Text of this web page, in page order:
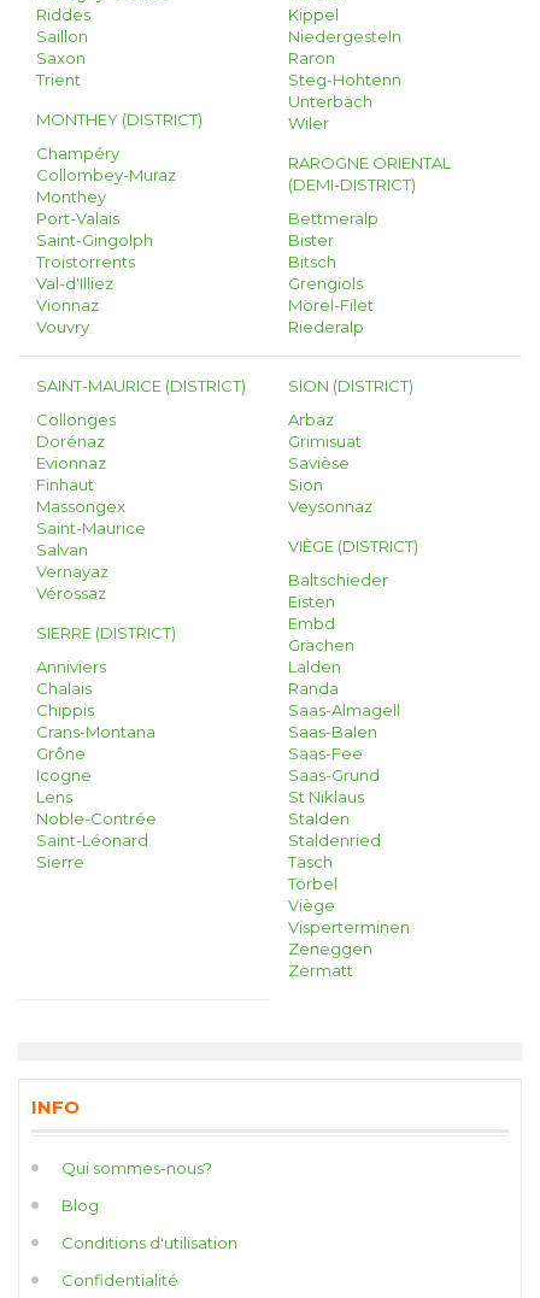
Riddes
Saillon
Saxon
Trient
MONTHEY (DISTRICT)
Champéry
Collombey-Muraz
Monthey
Port-Valais
Saint-Gingolph
Troistorrents
Val-d'Illiez
Vionnaz
Vouvry
Kippel
Niedergesteln
Raron
Steg-Hohtenn
Unterbäch
Wiler
RAROGNE ORIENTAL
(DEMI-DISTRICT)
Bettmeralp
Bister
Bitsch
Grengiols
Mörel-Filet
Riederalp
SAINT-MAURICE (DISTRICT)
Collonges
Dorénaz
Evionnaz
Finhaut
Massongex
Saint-Maurice
Salvan
Vernayaz
Vérossaz
SIERRE (DISTRICT)
Anniviers
Chalais
Chippis
Crans-Montana
Grône
Icogne
Lens
Noble-Contrée
Saint-Léonard
Sierre
SION (DISTRICT)
Arbaz
Grimisuat
Savièse
Sion
Veysonnaz
VIÈGE (DISTRICT)
Baltschieder
Eisten
Embd
Grächen
Lalden
Randa
Saas-Almagell
Saas-Balen
Saas-Fee
Saas-Grund
St Niklaus
Stalden
Staldenried
Täsch
Törbel
Viège
Visperterminen
Zeneggen
Zermatt
INFO
Qui sommes-nous?
Blog
Conditions d'utilisation
Confidentialité